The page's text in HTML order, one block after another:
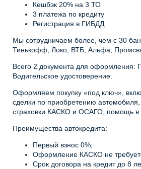
Кешбэк 20% на 3 ТО
3 платежа по кредиту
Регистрация в ГИБДД
Мы сотрудничаем более, чем с 30
Тинькофф, Локо, ВТБ, Альфа,
Всего 2 документа для оформления:
Водительское удостоверение.
Оформляем покупку «под ключ»,
сделки по приобретению
страховки КАСКО и ОСАГО, помощь в
Преимущества автокредита:
Первый взнос 0%;
Оформление КАСКО не
Срок договора на кредит до 8